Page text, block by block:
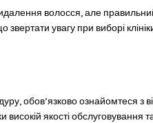
волосся, але правильний
увагу при виборі
обов’язково ознайомтеся з
високій якості обслуговування